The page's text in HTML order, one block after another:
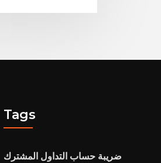
Tags
ضريبة حساب التداول المشترك